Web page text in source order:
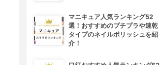
マニキュア人気ランキング52
選！おすすめのプチプラや速乾
タイプのネイルポリッシュを紹
介！